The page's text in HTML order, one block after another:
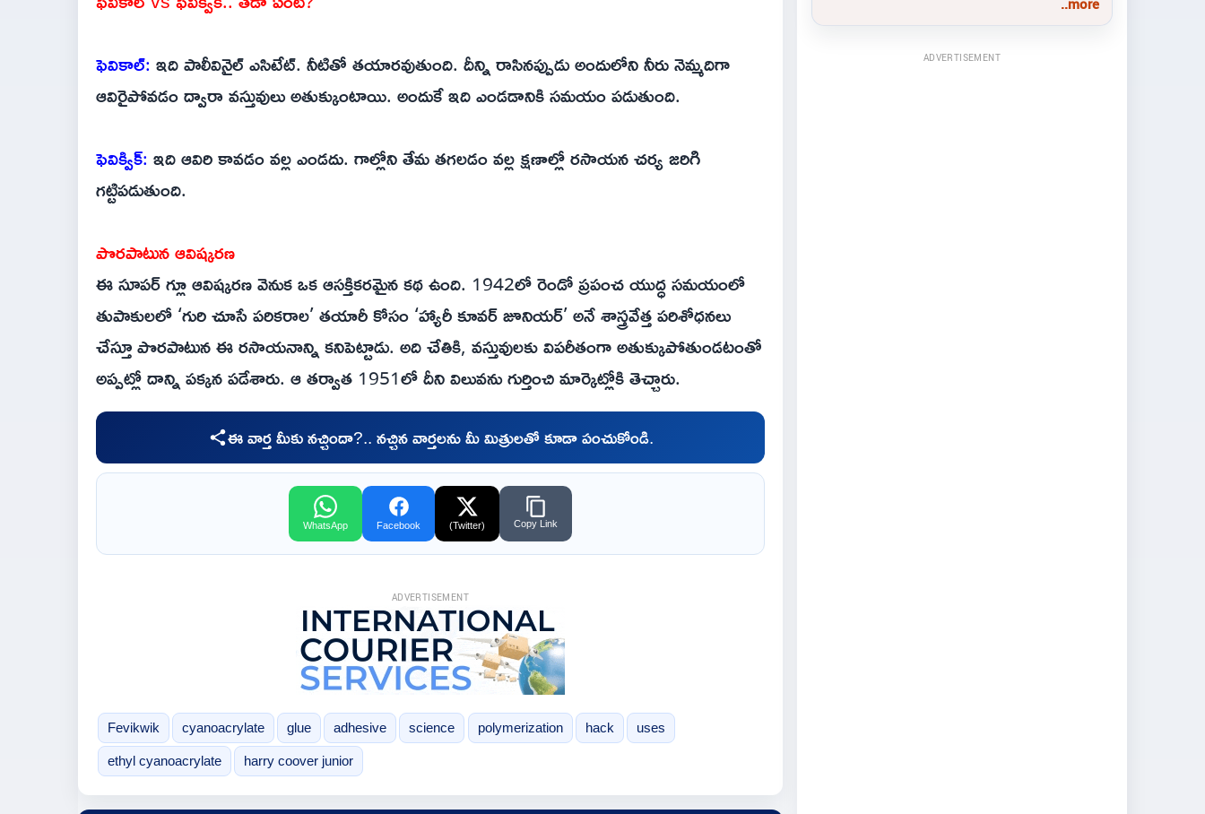
ఫెవికాల్: ఇది పాలీవినైల్ ఎసిటేట్. నీటితో తయారవుతుంది. దీన్ని రాసినప్పుడు అందులోని నీరు నెమ్మదిగా
ఆవిరైపోవడం ద్వారా వస్తువులు అతుక్కుంటాయి. అందుకే ఇది ఎండడానికి సమయం పడుతుంది.
ఫెవిక్విక్: ఇది ఆవిరి కావడం వల్ల ఎండదు. గాల్లోని తేమ తగలడం వల్ల క్షణాల్లో రసాయన చర్య జరిగి
గట్టిపడుతుంది.
పొరపాటున ఆవిష్కరణ
ఈ సూపర్ గ్లూ ఆవిష్కరణ వెనుక ఒక ఆసక్తికరమైన కథ ఉంది. 1942లో రెండో ప్రపంచ యుద్ధ సమయంలో
తుపాకులలో ‘గురి చూసే పరికరాల’ తయారీ కోసం ‘హ్యారీ కూవర్ జూనియర్’ అనే శాస్త్రవేత్త పరిశోధనలు
చేస్తూ పొరపాటున ఈ రసాయనాన్ని కనిపెట్టాడు. అది చేతికి, వస్తువులకు విపరీతంగా అతుక్కుపోతుండటంతో
అప్పట్లో దాన్ని పక్కన పడేశారు. ఆ తర్వాత 1951లో దీని విలువను గుర్తించి మార్కెట్లోకి తెచ్చారు.
ఈ వార్త మీకు నచ్చిందా?.. నచ్చిన వార్తలను మీ మిత్రులతో కూడా పంచుకోండి.
WhatsApp Facebook (Twitter) Copy Link
ADVERTISEMENT
Fevikwik cyanoacrylate glue adhesive science polymerization hack uses
ethyl cyanoacrylate harry coover junior
..more
ADVERTISEMENT